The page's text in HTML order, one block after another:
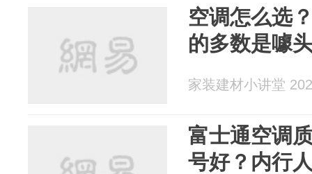
空调怎么选
的多数是噱
家装建材小讲堂
富士通空调
号好？内行